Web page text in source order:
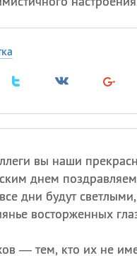
вы наши
днем
дни будут
восторженных
— тем, кто их не